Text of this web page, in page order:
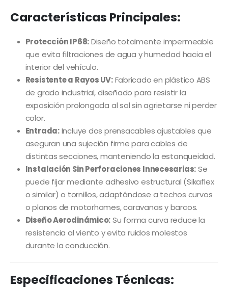
Características Principales:
Protección IP68:Diseño totalmente impermeable
que evita filtraciones de agua y humedad hacia el
interior del vehículo.
Resistente a Rayos UV:Fabricado en plástico ABS
de grado industrial, diseñado para resistir la
exposición prolongada al sol sin agrietarse ni perder
color.
Entrada:Incluye dos prensacables ajustables que
aseguran una sujeción firme para cables de
distintas secciones, manteniendo la estanqueidad.
Instalación Sin Perforaciones Innecesarias:Se
puede fijar mediante adhesivo estructural (Sikaflex
o similar) o tornillos, adaptándose a techos curvos
o planos de motorhomes, caravanas y barcos.
Diseño Aerodinámico:Su forma curva reduce la
resistencia al viento y evita ruidos molestos
durante la conducción.
Especificaciones Técnicas: